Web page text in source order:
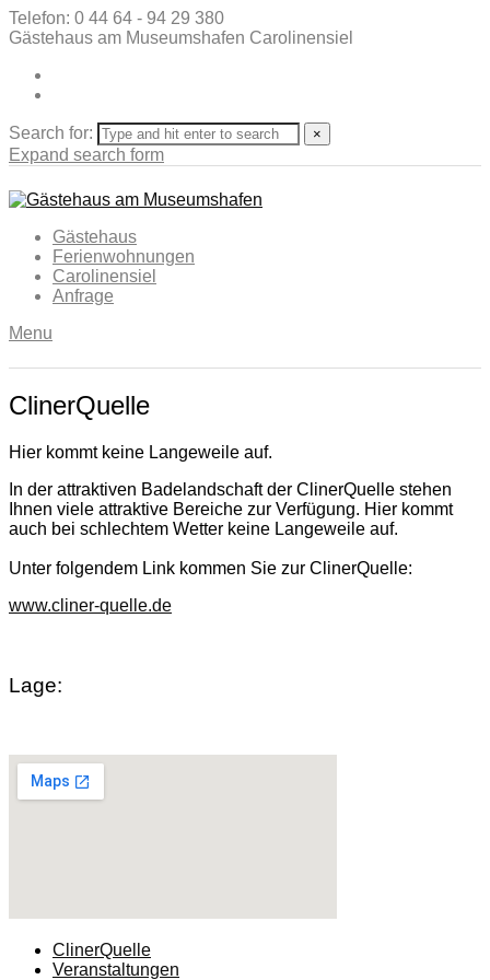
Telefon: 0 44 64 - 94 29 380
Gästehaus am Museumshafen Carolinensiel
Search for: ×
Expand search form
Gästehaus
Ferienwohnungen
Carolinensiel
Anfrage
Menu
ClinerQuelle
Hier kommt keine Langeweile auf.
Ihnen viele attraktive Bereiche zur Verfügung. Hier kommt
auch bei schlechtem Wetter keine Langeweile auf.
Unter folgendem Link kommen Sie zur ClinerQuelle:
www.cliner-quelle.de
Lage:
ClinerQuelle
Veranstaltungen